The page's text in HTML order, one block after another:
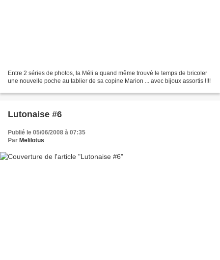
Entre 2 séries de photos, la Méli a quand même trouvé le temps de bricoler
une nouvelle poche au tablier de sa copine Marion ... avec bijoux assortis !!!!
Lutonaise #6
Publié le 05/06/2008 à 07:35
Par Melilotus